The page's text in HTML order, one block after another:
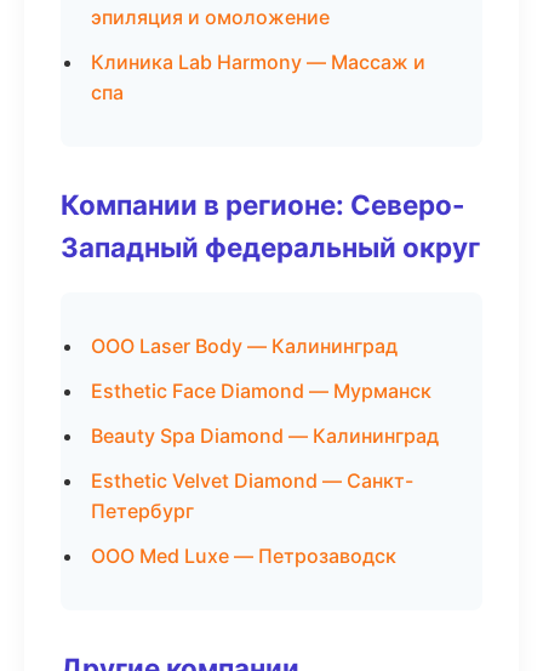
эпиляция и омоложение
Клиника Lab Harmony — Массаж и
спа
Компании в регионе: Северо-
Западный федеральный округ
ООО Laser Body — Калининград
Esthetic Face Diamond — Мурманск
Beauty Spa Diamond — Калининград
Esthetic Velvet Diamond — Санкт-
Петербург
ООО Med Luxe — Петрозаводск